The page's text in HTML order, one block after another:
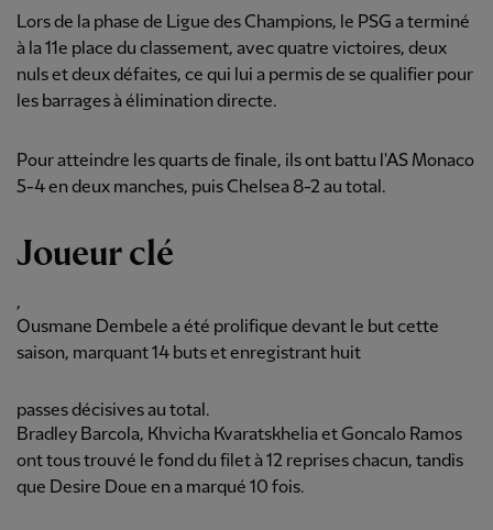
Lors de la phase de Ligue des Champions, le PSG a terminé
à la 11e place du classement, avec quatre victoires, deux
nuls et deux défaites, ce qui lui a permis de se qualifier pour
les barrages à élimination directe.
Pour atteindre les quarts de finale, ils ont battu l'AS Monaco
5-4 en deux manches, puis Chelsea 8-2 au total.
Joueur clé
,
Ousmane Dembele a été prolifique devant le but cette
saison, marquant 14 buts et enregistrant huit
passes décisives au total.
Bradley Barcola, Khvicha Kvaratskhelia et Goncalo Ramos
ont tous trouvé le fond du filet à 12 reprises chacun, tandis
que Desire Doue en a marqué 10 fois.